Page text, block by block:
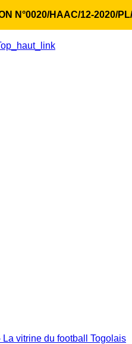
N°0020/HAAC/12-2020/
La vitrine du football Togolais